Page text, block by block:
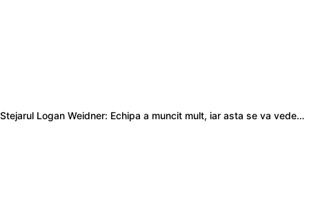
Stejarul Logan Weidner: Echipa a muncit mult, iar asta se va vedea în meciurile de la Nations Cup